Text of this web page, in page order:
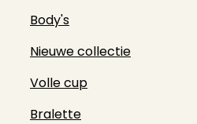
Body's
Nieuwe collectie
Volle cup
Bralette